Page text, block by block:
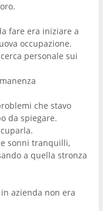
fare era iniziare a
occupazione.
personale sui
che stavo
da spiegare.
sonni tranquilli,
a quella stronza
azienda non era